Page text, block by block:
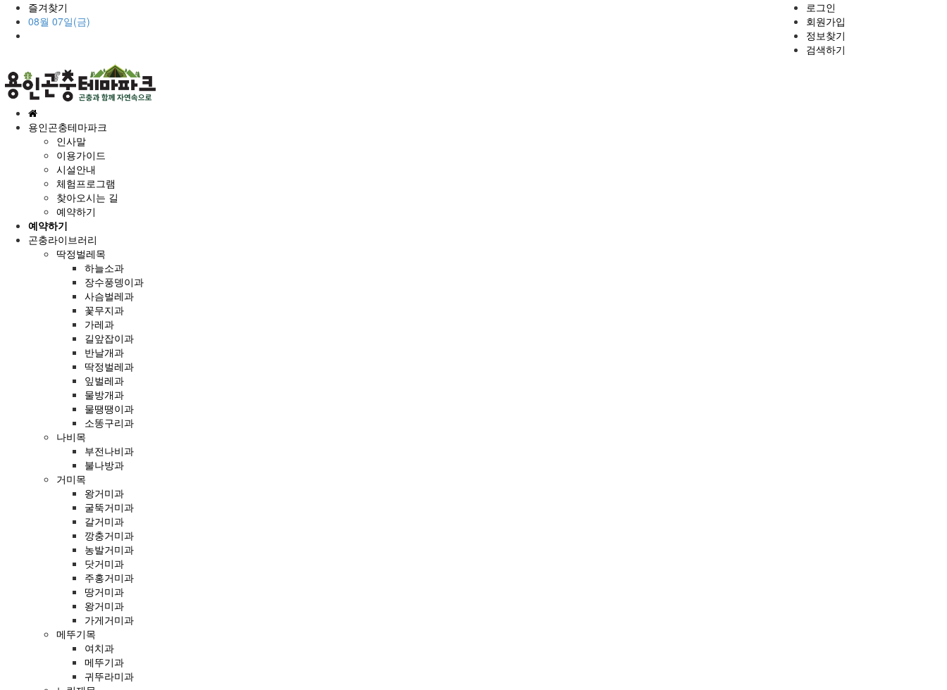
즐겨찾기
08월 07일(금)
로그인
회원가입
정보찾기
검색하기
홈
으
로
용인곤충테마파크
인사말
이용가이드
시설안내
체험프로그램
찾아오시는 길
예약하기
예약하기
곤충라이브러리
딱정벌레목
하늘소과
장수풍뎅이과
사슴벌레과
꽃무지과
가레과
길앞잡이과
반날개과
딱정벌레과
잎벌레과
물방개과
물땡땡이과
소똥구리과
나비목
부전나비과
불나방과
거미목
왕거미과
굴뚝거미과
갈거미과
깡충거미과
농발거미과
닷거미과
주홍거미과
땅거미과
왕거미과
가게거미과
메뚜기목
여치과
메뚜기과
귀뚜라미과